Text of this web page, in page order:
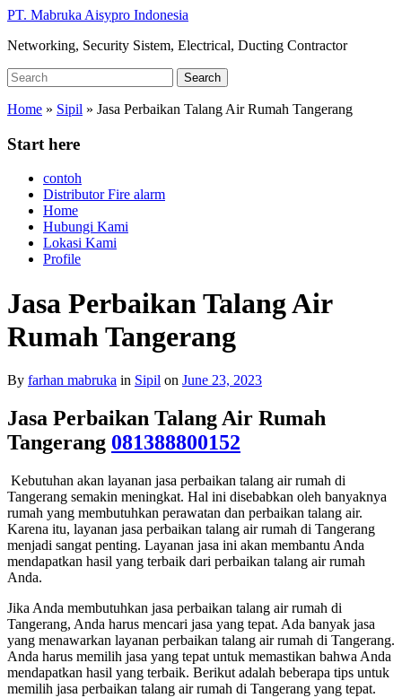
Skip
main
PT. Mabruka Aisypro Indonesia
Networking, Security Sistem, Electrical, Ducting Contractor
Search
for:
Search
Home » Sipil » Jasa Perbaikan Talang Air Rumah Tangerang
Start here
contoh
Distributor Fire alarm
Home
Hubungi Kami
Lokasi Kami
Profile
Jasa Perbaikan Talang Air
Rumah Tangerang
By farhan mabruka in Sipil on June 23, 2023
Jasa Perbaikan Talang Air Rumah
Tangerang 081388800152
Kebutuhan akan layanan jasa perbaikan talang air rumah di
Tangerang semakin meningkat. Hal ini disebabkan oleh banyaknya
rumah yang membutuhkan perawatan dan perbaikan talang air.
Karena itu, layanan jasa perbaikan talang air rumah di Tangerang
menjadi sangat penting. Layanan jasa ini akan membantu Anda
mendapatkan hasil yang terbaik dari perbaikan talang air rumah
Anda.
Jika Anda membutuhkan jasa perbaikan talang air rumah di
Tangerang, Anda harus mencari jasa yang tepat. Ada banyak jasa
yang menawarkan layanan perbaikan talang air rumah di Tangerang.
Anda harus memilih jasa yang tepat untuk memastikan bahwa Anda
mendapatkan hasil yang terbaik. Berikut adalah beberapa tips untuk
memilih jasa perbaikan talang air rumah di Tangerang yang tepat.